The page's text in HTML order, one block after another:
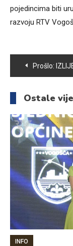
pojedincima biti
razvoju RTV
članaka
Prošlo: IZLIJEVANJE RIJEKE LJUBINE NIJE
Ostale
INFO